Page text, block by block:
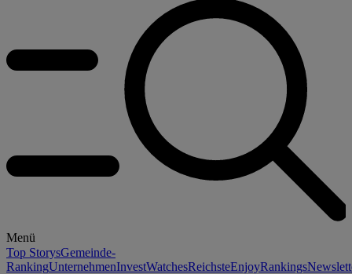
Menü
Top StorysGemeinde-
RankingUnternehmenInvestWatchesReichsteEnjoyRankings